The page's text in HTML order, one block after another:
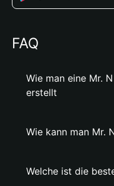
FAQ
Wie man eine Mr.
erstellt
Wie kann man Mr.
Welche ist die